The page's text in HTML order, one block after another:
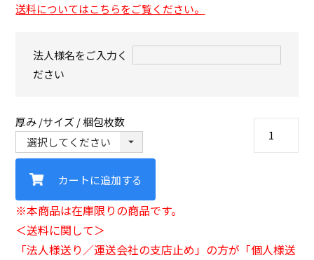
送料についてはこちらをご覧ください。
法人様名をご入力く
ださい
厚み サイズ / 梱包枚数
カートに追加する
※本商品は在庫限りの商品です。
＜送料に関して＞
「法人様送り／運送会社の支店止め」の方が「個人様送